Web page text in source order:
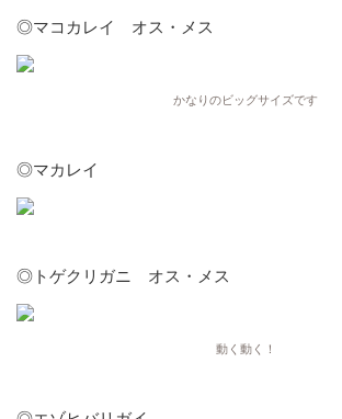
◎マコカレイ オス・メス
かなりのビッグサイズです
◎マカレイ
◎トゲクリガニ オス・メス
動く動く！